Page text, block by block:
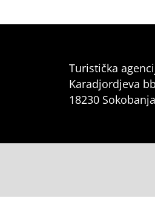
Turistička
Karadjordjeva
18230 Sokobanja